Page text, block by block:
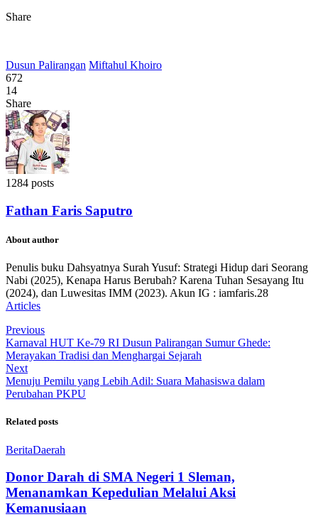
Share
Dusun Palirangan Miftahul Khoiro
672
14
Share
1284 posts
Fathan Faris Saputro
About author
Penulis buku Dahsyatnya Surah Yusuf: Strategi Hidup dari Seorang
Nabi (2025), Kenapa Harus Berubah? Karena Tuhan Sesayang Itu
(2024), dan Luwesitas IMM (2023). Akun IG : iamfaris.28
Articles
Previous
Karnaval HUT Ke-79 RI Dusun Palirangan Sumur Ghede:
Merayakan Tradisi dan Menghargai Sejarah
Next
Menuju Pemilu yang Lebih Adil: Suara Mahasiswa dalam
Perubahan PKPU
Related posts
BeritaDaerah
Donor Darah di SMA Negeri 1 Sleman,
Menanamkan Kepedulian Melalui Aksi
Kemanusiaan